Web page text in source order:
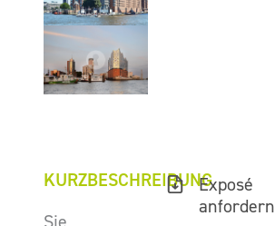
KURZBESCHREIBUNGExposé
anfordern